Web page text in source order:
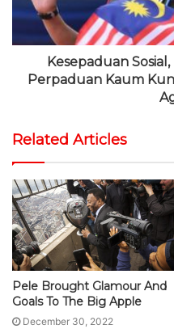
Kesepaduan
Perpaduan Kaum
Related Articles
Pele Brought Glamour And
Goals To The Big Apple
December 30, 2022